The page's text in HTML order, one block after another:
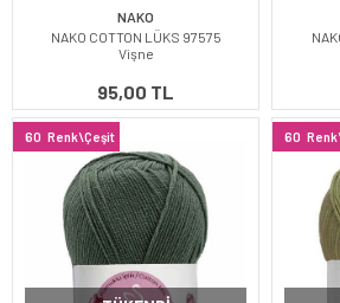
NAKO
NAKO COTTON LÜKS 97575
Vişne
95,00 TL
60 Renk\Çeşit 60